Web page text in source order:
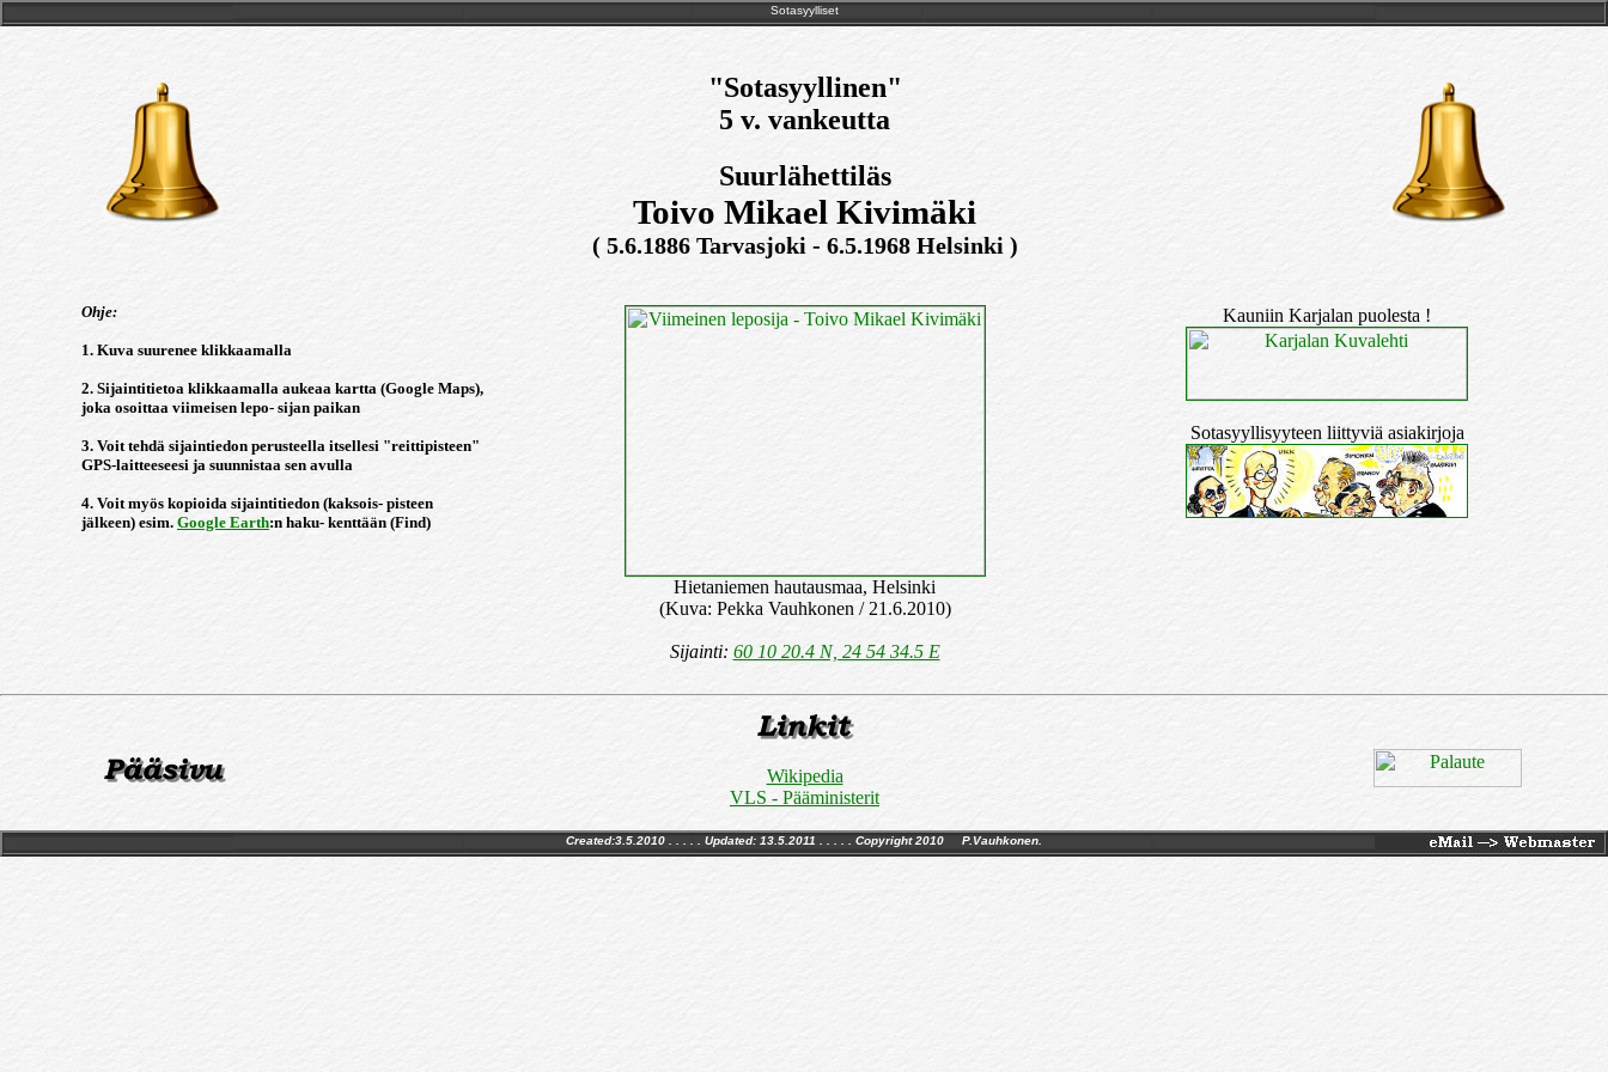
Sotasyylliset
"Sotasyyllinen"
5 v. vankeutta
Suurlähettiläs
Toivo Mikael Kivimäki
( 5.6.1886 Tarvasjoki - 6.5.1968 Helsinki )
Ohje:
1. Kuva suurenee klikkaamalla
2. Sijaintitietoa klikkaamalla aukeaa kartta (Google Maps),
joka osoittaa viimeisen lepo- sijan paikan
3. Voit tehdä sijaintiedon perusteella itsellesi "reittipisteen"
GPS-laitteeseesi ja suunnistaa sen avulla
4. Voit myös kopioida sijaintitiedon (kaksois- pisteen
jälkeen) esim. Google Earth:n haku- kenttään (Find)
Hietaniemen hautausmaa, Helsinki
(Kuva: Pekka Vauhkonen / 21.6.2010)
Sijainti: 60 10 20.4 N, 24 54 34.5 E
Kauniin Karjalan puolesta !
Sotasyyllisyyteen liittyviä asiakirjoja
Wikipedia
VLS - Pääministerit
Created:3.5.2010 . . . . . Updated: 13.5.2011 . . . . . Copyright 2010 P.Vauhkonen.